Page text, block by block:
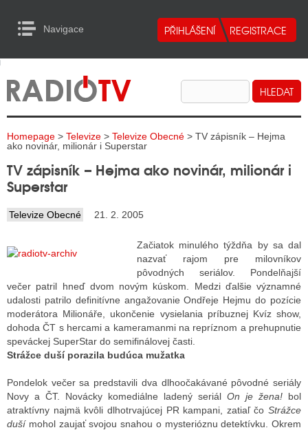
Navigace
RADIA
TELEVIZE
INTERNET
TISK
RADIA
VYSÍLAČE
TELEVIZE
TELEVIZÍ
VYSÍLAČE
to Content
Homepage > Televize > Televize Obecné > TV zápisník – Hejma
ako novinár, milionár i Superstar
TV zápisník – Hejma ako novinár, milionár i
Superstar
Televize Obecné 21. 2. 2005
Začiatok minulého týždňa by sa dal
nazvať rajom pre milovníkov
pôvodných seriálov. Pondelňajší
večer patril hneď dvom novým kúskom. Medzi ďalšie významné
udalosti patrilo definitívne angažovanie Ondřeje Hejmu do pozície
moderátora Milionáře, ukončenie vysielania príbuznej Kvíz show,
dohoda ČT s hercami a kameramanmi na repríznom a prehupnutie
speváckej SuperStar do semifinálovej časti.
Strážce duší porazila budúca mužatka
Pondelok večer sa predstavili dva dlhoočakávané pôvodné seriály
Novy a ČT. Novácky komediálne ladený seriál On je žena! bol
atraktívny najmä kvôli dlhotrvajúcej PR kampani, zatiaľ čo Strážce
dušímohol zaujať svojou snahou o mysterióznu detektívku. Okrem